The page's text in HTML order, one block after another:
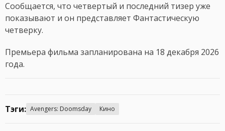
Сообщается, что четвертый и последний тизер уже
показывают и он представляет Фантастическую
четверку.
Премьера фильма запланирована на 18 декабря 2026
года.
Тэги: Avengers: Doomsday Кино